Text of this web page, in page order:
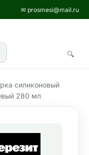
✉ prosmesi@mail.ru
🔍
силиконовый
280 мл